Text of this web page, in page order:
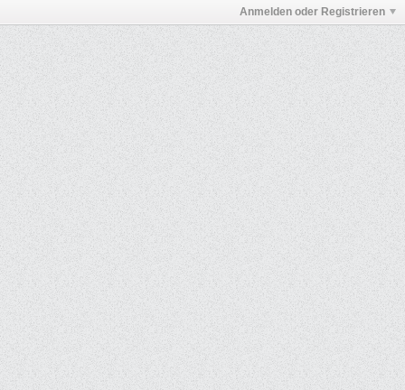
Anmelden oder Registrieren